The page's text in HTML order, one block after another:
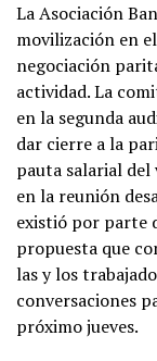
La Asociación
movilización en
negociación
actividad. La
en la segunda
dar cierre a la
pauta salarial
en la reunión
existió por parte
propuesta que
las y los
conversaciones
próximo jueves.